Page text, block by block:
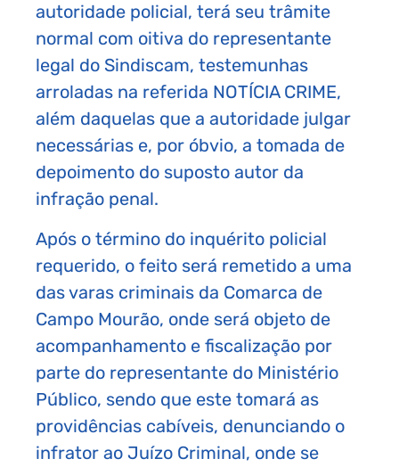
autoridade policial, terá seu trâmite
normal com oitiva do representante
legal do Sindiscam, testemunhas
arroladas na referida NOTÍCIA CRIME,
além daquelas que a autoridade julgar
necessárias e, por óbvio, a tomada de
depoimento do suposto autor da
infração penal.
Após o término do inquérito policial
requerido, o feito será remetido a uma
das varas criminais da Comarca de
Campo Mourão, onde será objeto de
acompanhamento e fiscalização por
parte do representante do Ministério
Público, sendo que este tomará as
providências cabíveis, denunciando o
infrator ao Juízo Criminal, onde se